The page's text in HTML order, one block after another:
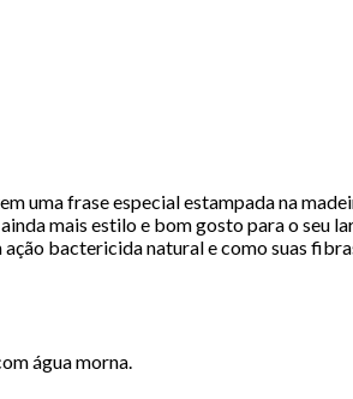
uma frase especial estampada na
mais estilo e bom gosto para o seu
bactericida natural e como suas
água morna.